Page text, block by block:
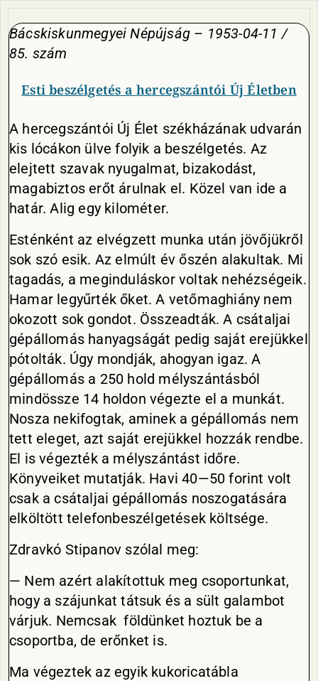
Bácskiskunmegyei Népújság – 1953-04-11 /
85. szám
Esti beszélgetés a hercegszántói Új Életben
A hercegszántói Új Élet székházának udvarán
kis lócákon ülve folyik a beszélgetés. Az
elejtett szavak nyugalmat, bizakodást,
magabiztos erőt árulnak el. Közel van ide a
határ. Alig egy kilométer.
Esténként az elvégzett munka után jövőjükről
sok szó esik. Az elmúlt év őszén alakultak. Mi
tagadás, a meginduláskor voltak nehézségeik.
Hamar legyűrték őket. A vetőmaghiány nem
okozott sok gondot. Összeadták. A csátaljai
gépállomás hanyagságát pedig saját erejükkel
pótolták. Úgy mondják, ahogyan igaz. A
gépállomás a 250 hold mélyszántásból
mindössze 14 holdon végezte el a munkát.
Nosza nekifogtak, aminek a gépállomás nem
tett eleget, azt saját erejükkel hozzák rendbe.
El is végezték a mélyszántást időre.
Könyveiket mutatják. Havi 40—50 forint volt
csak a csátaljai gépállomás noszogatására
elköltött telefonbeszélgetések költsége.
Zdravkó Stipanov szólal meg:
— Nem azért alakítottuk meg csoportunkat,
hogy a szájunkat tátsuk és a sült galambot
várjuk. Nemcsak földünket hoztuk be a
csoportba, de erőnket is.
Ma végeztek az egyik kukoricatábla